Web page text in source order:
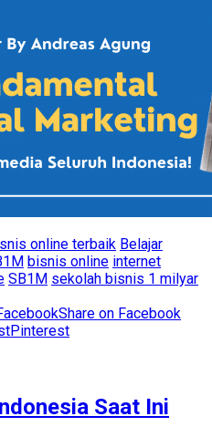
online terbaik Belajar
bisnis online internet
SB1M sekolah bisnis 1 milyar
Share on Facebook
Pinterest
Saat Ini